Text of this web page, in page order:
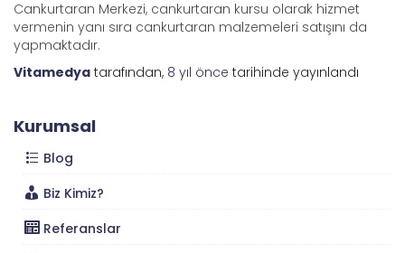
Cankurtaran Merkezi, cankurtaran kursu olarak hizmet
vermenin yanı sıra cankurtaran malzemeleri satışını da
yapmaktadır.
Vitamedya tarafından, 8 yıl önce tarihinde yayınlandı
Kurumsal
Blog
Biz Kimiz?
Referanslar